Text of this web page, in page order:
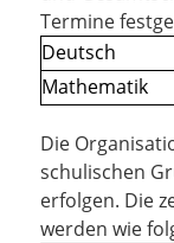
Termine
Deutsch
Mathematik
Die
schulischen
erfolgen. Die
werden wie